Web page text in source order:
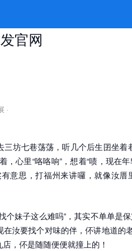
么难吗，福州人找缘
官网
·
坊七巷荡荡，听几个后生囝坐着
，心里“咯咯响”，想着“啧，现在
意思，打福州来讲囉，就像汝
个妹子这么难吗”，其实不单单是
汝要找个对味的伴，伓讲地道的
，伓是随随便便就撞上的！